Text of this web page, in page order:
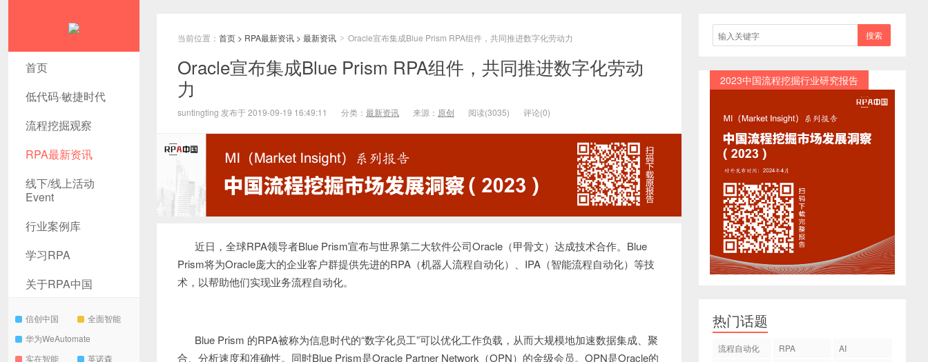
首页
低代码·敏捷时代
流程挖掘观察
RPA最新资讯
线下/线上活动
Event
行业案例库
学习RPA
关于RPA中国
信创中国
全面智能
华为WeAutomate
实在智能
英诺森
当前位置： 首页 > RPA最新资讯 > 最新资讯 > Oracle宣布集成Blue Prism RPA组件，共同推进数字化劳动力
Oracle宣布集成Blue Prism RPA组件，共同推进数字化劳动
力
suntingting 发布于 2019-09-19 16:49:11 分类： 最新资讯 来源： 原创 阅读(3035) 评论(0)
近日，全球RPA领导者Blue Prism宣布与世界第二大软件公司Oracle（甲骨文）达成技术合作。Blue
Prism将为Oracle庞大的企业客户群提供先进的RPA（机器人流程自动化）、IPA（智能流程自动化）等技
术，以帮助他们实现业务流程自动化。
Blue Prism 的RPA被称为信息时代的“数字化员工”可以优化工作负载，从而大规模地加速数据集成、聚
合、分析速度和准确性。同时Blue Prism是Oracle Partner Network（OPN）的金级会员。OPN是Oracle的
搜索
2023中国流程挖掘行业研究报告
热门话题
流程自动化 RPA
AI